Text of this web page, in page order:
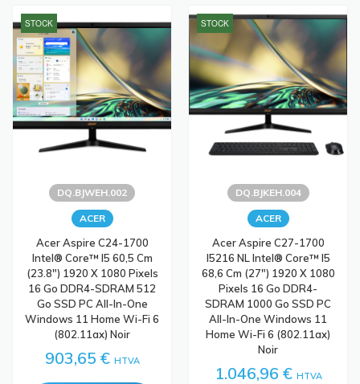
STOCK
DQ.BJWEH.002
ACER
Acer Aspire C24-1700
Intel® Core™ I5 60,5 Cm
(23.8") 1920 X 1080 Pixels
16 Go DDR4-SDRAM 512
Go SSD PC All-In-One
Windows 11 Home Wi-Fi 6
(802.11ax) Noir
903,65 € HTVA
STOCK
DQ.BJKEH.004
ACER
Acer Aspire C27-1700
I5216 NL Intel® Core™ I5
68,6 Cm (27") 1920 X 1080
Pixels 16 Go DDR4-
SDRAM 1000 Go SSD PC
All-In-One Windows 11
Home Wi-Fi 6 (802.11ax)
Noir
1.046,96 € HTVA